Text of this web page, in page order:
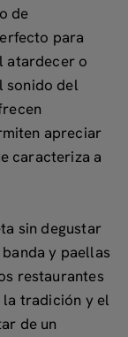
de
para
atardecer o
sonido del
apreciar
caracteriza a
sin degustar
y paellas
restaurantes
tradición y el
de un